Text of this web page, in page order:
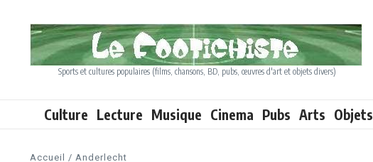
Sports et cultures populaires (films, chansons, BD, pubs, œuvres d'art et objets divers)
Culture Lecture Musique Cinema Pubs Arts Objets
Accueil / Anderlecht